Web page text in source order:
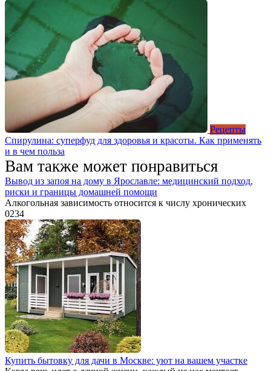
Рецепты
Спирулина: суперфуд для здоровья и красоты. Как применять
и в чем польза
Вам также может понравиться
Вывод из запоя на дому в Ярославле: медицинский подход,
риски и границы домашней помощи
Алкогольная зависимость относится к числу хронических
0234
Купить бытовку для дачи в Москве: уют на вашем участке